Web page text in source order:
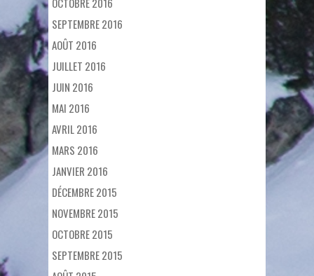
SEPTEMBRE 2016
AOÛT 2016
JUILLET 2016
JUIN 2016
MAI 2016
AVRIL 2016
MARS 2016
JANVIER 2016
DÉCEMBRE 2015
NOVEMBRE 2015
OCTOBRE 2015
SEPTEMBRE 2015